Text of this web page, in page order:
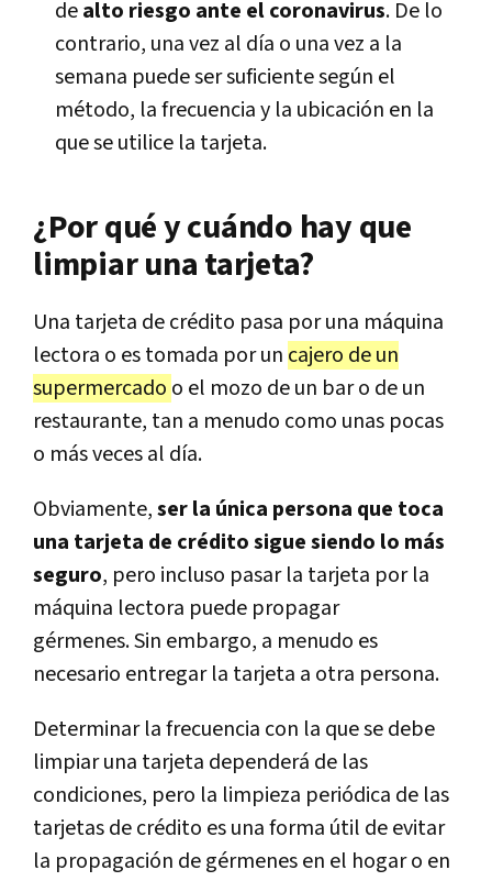
dealto riesgo ante el coronavirus. De lo
contrario, una vez al día o una vez a la
semana puede ser suficiente según el
método, la frecuencia y la ubicación en la
que se utilice la tarjeta.
¿Por qué y cuándo hay que
limpiar una tarjeta?
Una tarjeta de crédito pasa por una máquina
lectora o es tomada por un cajero de un
supermercado o el mozo de un bar o de un
restaurante, tan a menudo como unas pocas
o más veces al día.
Obviamente,ser la única persona que toca
una tarjeta de crédito sigue siendo lo más
seguro, pero incluso pasar la tarjeta por la
máquina lectora puede propagar
gérmenes. Sin embargo, a menudo es
necesario entregar la tarjeta a otra persona.
Determinar la frecuencia con la que se debe
limpiar una tarjeta dependerá de las
condiciones, pero la limpieza periódica de las
tarjetas de crédito es una forma útil de evitar
la propagación de gérmenes en el hogar o en